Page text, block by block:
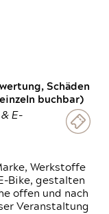
Schäden
buchbar)
E-
Werkstoffe
Bike, gestalten
offen und nach
Veranstaltung